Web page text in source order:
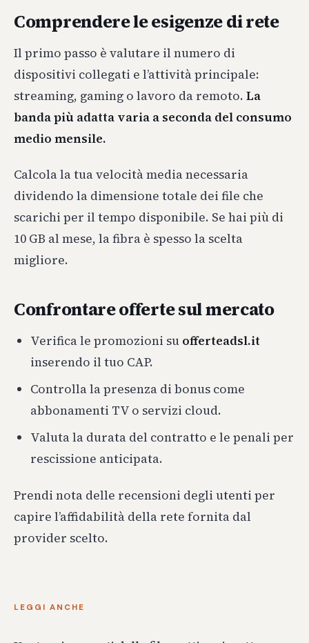
Comprendere le esigenze di rete
Il primo passo è valutare il numero di
dispositivi collegati e l’attività principale:
streaming, gaming o lavoro da remoto. La
banda più adatta varia a seconda del consumo
medio mensile.
Calcola la tua velocità media necessaria
dividendo la dimensione totale dei file che
scarichi per il tempo disponibile. Se hai più di
10 GB al mese, la fibra è spesso la scelta
migliore.
Confrontare offerte sul mercato
Verifica le promozioni su offerteadsl.it
inserendo il tuo CAP.
Controlla la presenza di bonus come
abbonamenti TV o servizi cloud.
Valuta la durata del contratto e le penali per
rescissione anticipata.
Prendi nota delle recensioni degli utenti per
capire l’affidabilità della rete fornita dal
provider scelto.
LEGGI ANCHE